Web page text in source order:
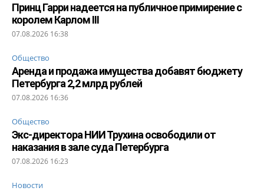
Принц Гарри надеется на публичное примирение с
королем Карлом III
07.08.2026 16:38
Общество
Аренда и продажа имущества добавят бюджету
Петербурга 2,2 млрд рублей
07.08.2026 16:36
Общество
Экс-директора НИИ Трухина освободили от
наказания в зале суда Петербурга
07.08.2026 16:23
Новости